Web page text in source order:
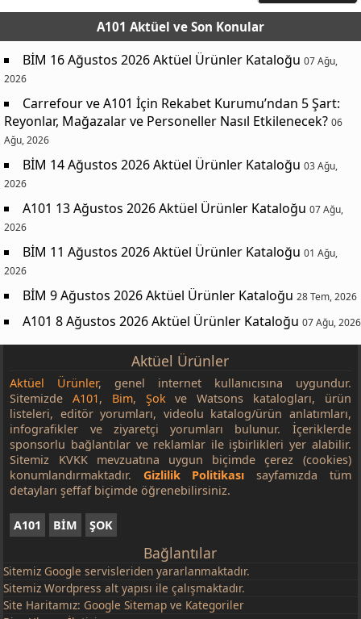
A101 Aktüel ve Son Konular
BİM 16 Ağustos 2026 Aktüel Ürünler Kataloğu 07 Ağu,
2026
Carrefour ve A101 İçin Rekabet Kurumu’ndan 5 Şart:
Reyonlar, Mağazalar ve Personeller Nasıl Etkilenecek? 06
Ağu, 2026
BİM 14 Ağustos 2026 Aktüel Ürünler Kataloğu 03 Ağu,
2026
A101 13 Ağustos 2026 Aktüel Ürünler Kataloğu 07 Ağu,
2026
BİM 11 Ağustos 2026 Aktüel Ürünler Kataloğu 01 Ağu,
2026
BİM 9 Ağustos 2026 Aktüel Ürünler Kataloğu 28 Tem, 2026
A101 8 Ağustos 2026 Aktüel Ürünler Kataloğu 07 Ağu, 2026
Aktüel Ürünler
Aktüel Ürünler, genel internet kullanıcısına uygundur.
SitemizdeA101, Bim, Şokve Watsons katalogları, ürün
listeleri, editör yorumları, videolu katalog/ürün anlatımları,
infografikler ve ziyaretçi yorumları bulunur. İçeriklerde
sponsorlu bağlantılar ve reklamlar ile işbirlikleri yer alabilir.
Sitemiz KVKK mevzuatına uygun biçimde çerez (cookies)
konumlandırmaktadır. Gizlilik Politikası sayfamızda tüm
detayları şeffaf biçimde öğrenebilirsiniz.
A101 BİM ŞOK
Bağlantılar
Sitemiz Google servisleriden yararlanmaktadır.
Sitemiz Wordpress alt yapısı ile çalışmaktadır.
Site Haritamız: Google Sitemap ve Kategoriler